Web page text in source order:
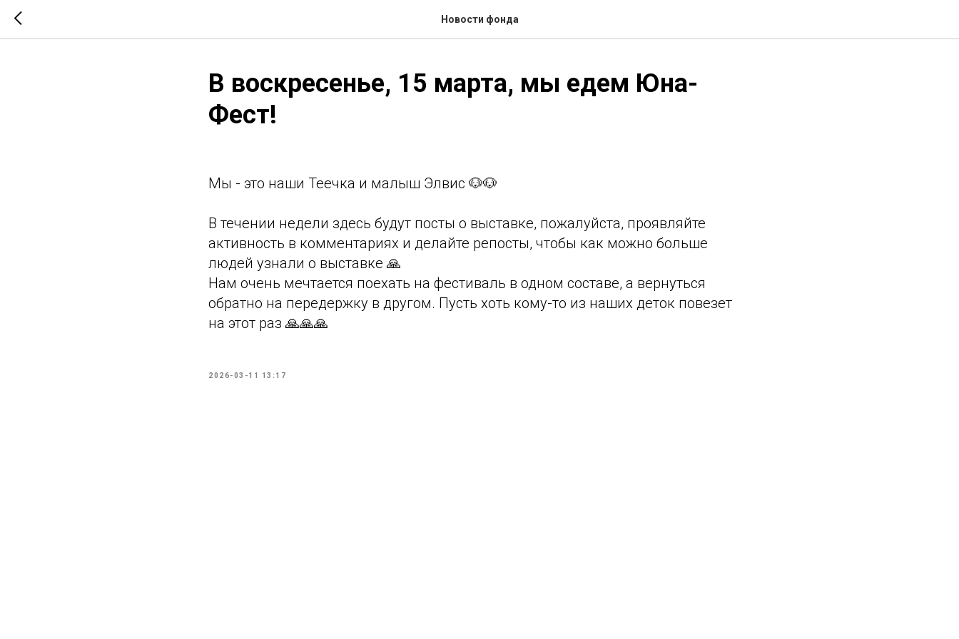
Новости фонда
В воскресенье, 15 марта, мы едем Юна-
Фест!
Мы - это наши Теечка и малыш Элвис 🐶🐶
В течении недели здесь будут посты о выставке, пожалуйста, проявляйте
активность в комментариях и делайте репосты, чтобы как можно больше
людей узнали о выставке 🙏
Нам очень мечтается поехать на фестиваль в одном составе, а вернуться
обратно на передержку в другом. Пусть хоть кому-то из наших деток повезет
на этот раз 🙏🙏🙏
2026-03-11 13:17